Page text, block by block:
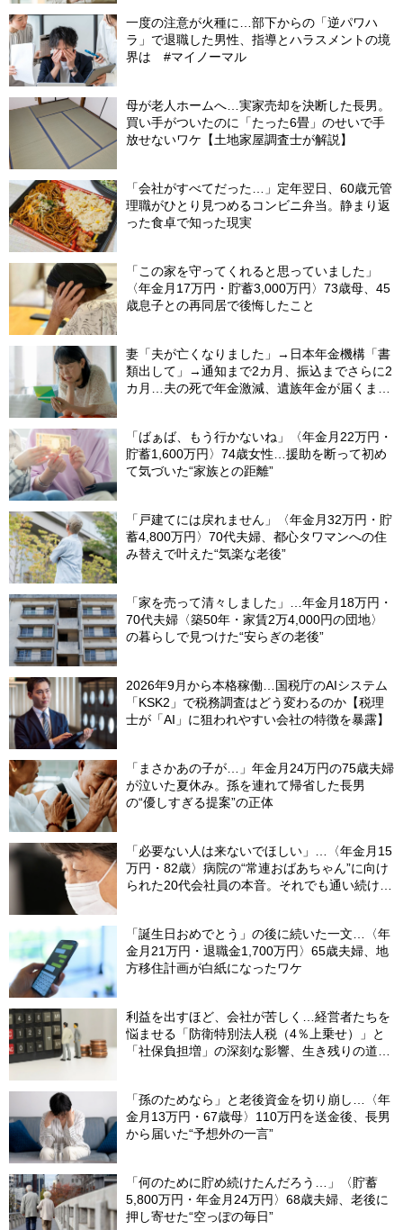
一度の注意が火種に…部下からの「逆パワハ
ラ」で退職した男性、指導とハラスメントの境
界は #マイノーマル
母が老人ホームへ…実家売却を決断した長男。
買い手がついたのに「たった6畳」のせいで手
放せないワケ【土地家屋調査士が解説】
「会社がすべてだった…」定年翌日、60歳元管
理職がひとり見つめるコンビニ弁当。静まり返
った食卓で知った現実
「この家を守ってくれると思っていました」
〈年金月17万円・貯蓄3,000万円〉73歳母、45
歳息子との再同居で後悔したこと
妻「夫が亡くなりました」→日本年金機構「書
類出して」→通知まで2カ月、振込までさらに2
カ月…夫の死で年金激減、遺族年金が届くまで
「ばぁば、もう行かないね」〈年金月22万円・
貯蓄1,600万円〉74歳女性…援助を断って初め
て気づいた“家族との距離”
「戸建てには戻れません」〈年金月32万円・貯
蓄4,800万円〉70代夫婦、都心タワマンへの住
み替えで叶えた“気楽な老後”
「家を売って清々しました」…年金月18万円・
70代夫婦〈築50年・家賃2万4,000円の団地〉
の暮らしで見つけた“安らぎの老後”
2026年9月から本格稼働…国税庁のAIシステム
「KSK2」で税務調査はどう変わるのか【税理
士が「AI」に狙われやすい会社の特徴を暴露】
「まさかあの子が…」年金月24万円の75歳夫婦
が泣いた夏休み。孫を連れて帰省した長男
の“優しすぎる提案”の正体
「必要ない人は来ないでほしい」…〈年金月15
万円・82歳〉病院の“常連おばあちゃん”に向け
られた20代会社員の本音。それでも通い続ける
「誕生日おめでとう」の後に続いた一文…〈年
金月21万円・退職金1,700万円〉65歳夫婦、地
方移住計画が白紙になったワケ
利益を出すほど、会社が苦しく…経営者たちを
悩ませる「防衛特別法人税（4％上乗せ）」と
「社保負担増」の深刻な影響、生き残りの道
「孫のためなら」と老後資金を切り崩し…〈年
金月13万円・67歳母〉110万円を送金後、長男
から届いた“予想外の一言”
「何のために貯め続けたんだろう…」〈貯蓄
5,800万円・年金月24万円〉68歳夫婦、老後に
押し寄せた“空っぽの毎日”